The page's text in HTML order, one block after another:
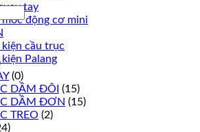
tay
móc động cơ mini
kiện cầu trục
kiện Palang
(0)
DẦM ĐÔI (15)
DẦM ĐƠN (15)
TREO (2)